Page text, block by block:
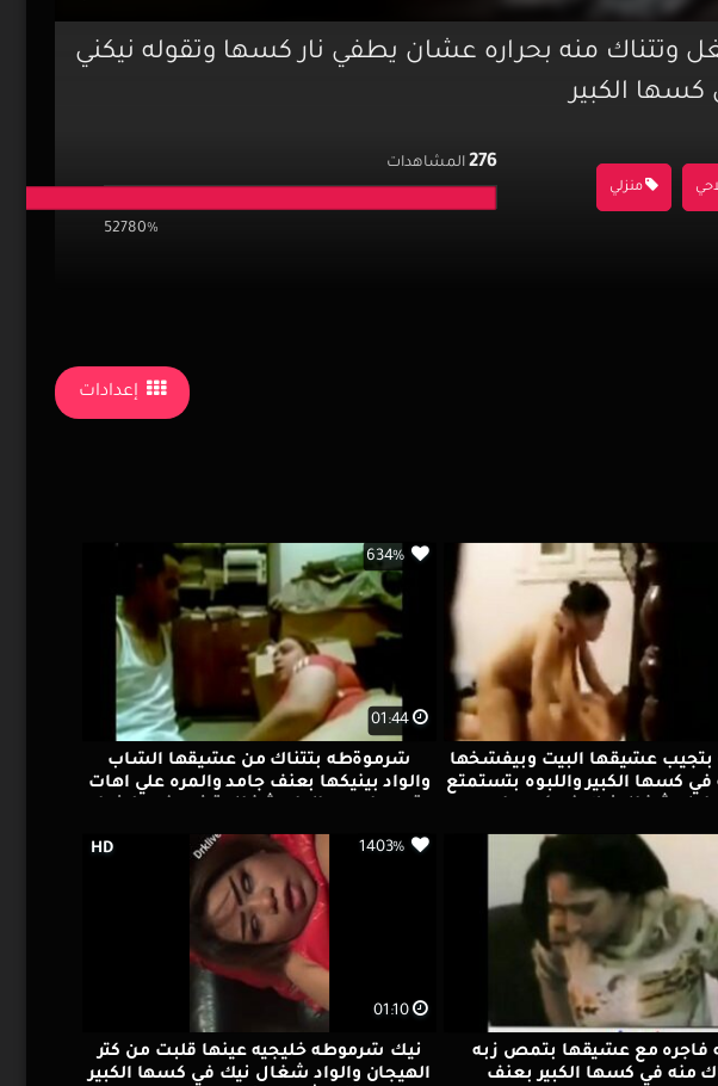
وتتناك منه بحراره عشان يطفي نار كسها وتقوله نيكني
كسها الكبير
276 المشاهدات
52780%
منزلي
إعدادات
01:44
634%
شرموةطه بتتناك من عشيقها الشاب
والواد بينيكها بعنف جامد والمره علي اهات
عشيقها البيت وبيفشخها
كسها الكبير واللبوه بتستمتع
01:10
HD 1403%
نيك شرموطه خليجيه عينها قلبت من كتر
الهيجان والواد شغال نيك في كسها الكبير
فاجره مع عشيقها بتمص زبه
منه في كسها الكبير بعنف